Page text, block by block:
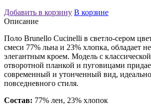
Добавить в корзину В корзине
Описание
Поло Brunello Cucinelli в светло-сером
смеси 77% льна и 23% хлопка, обладает
элегантным кроем. Модель с
отворотной планкой и пуговицами
современный и утонченный вид,
повседневного стиля.
Состав: 77% лен, 23% хлопок